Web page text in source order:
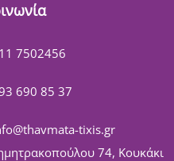
7502456
690 85 37
tixis.gr
74, Κουκάκι